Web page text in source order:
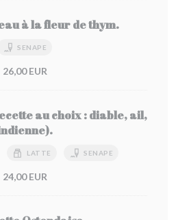
à la fleur de thym.
SENAPE
26,00 EUR
au choix : diable, ail,
LATTE SENAPE
24,00 EUR